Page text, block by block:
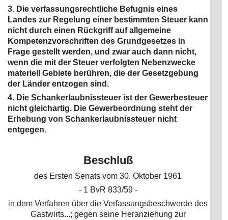
3. Die verfassungsrechtliche Befugnis eines
Landes zur Regelung einer bestimmten Steuer kann
nicht durch einen Rückgriff auf allgemeine
Kompetenzvorschriften des Grundgesetzes in
Frage gestellt werden, und zwar auch dann nicht,
wenn die mit der Steuer verfolgten Nebenzwecke
materiell Gebiete berühren, die der Gesetzgebung
der Länder entzogen sind.
4. Die Schankerlaubnissteuer ist der Gewerbesteuer
nicht gleichartig. Die Gewerbeordnung steht der
Erhebung von Schankerlaubnissteuer nicht
entgegen.
Beschluß
des Ersten Senats vom 30. Oktober 1961
- 1 BvR 833/59 -
in dem Verfahren über die Verfassungsbeschwerde des
Gastwirts...; gegen seine Heranziehung zur